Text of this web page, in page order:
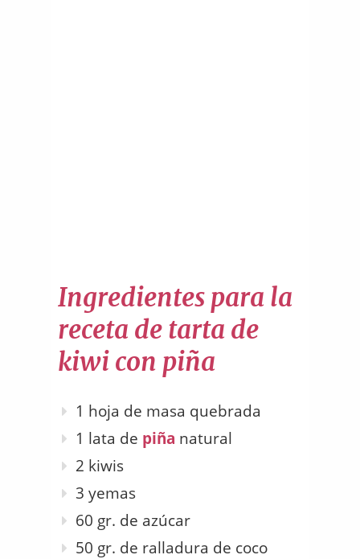
Ingredientes para la
receta de tarta de
kiwi con piña
1 hoja de masa quebrada
1 lata de piña natural
2 kiwis
3 yemas
60 gr. de azúcar
50 gr. de ralladura de coco